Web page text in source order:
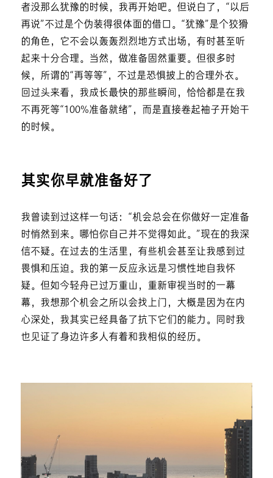
者没那么犹豫的时候，我再开始吧。但说白了，“以后
再说”不过是个伪装得很体面的借口。“犹豫”是个狡猾
的角色，它不会以轰轰烈烈地方式出场，有时甚至听
起来十分合理。当然，做准备固然重要。但很多时
候，所谓的“再等等”，不过是恐惧披上的合理外衣。
回过头来看，我成长最快的那些瞬间，恰恰都是在我
不再死等“100%准备就绪”，而是直接卷起袖子开始干
的时候。
其实你早就准备好了
我曾读到过这样一句话：“机会总会在你做好一定准备
时悄然到来。哪怕你自己并不觉得如此。”现在的我深
信不疑。在过去的生活里，有些机会甚至让我感到过
畏惧和压迫。我的第一反应永远是习惯性地自我怀
疑。但如今轻舟已过万重山，重新审视当时的一幕
幕，我想那个机会之所以会找上门，大概是因为在内
心深处，我其实已经具备了抗下它们的能力。同时我
也见证了身边许多人有着和我相似的经历。